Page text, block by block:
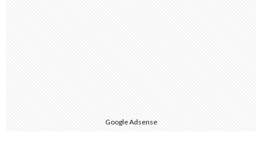
Google Adsense